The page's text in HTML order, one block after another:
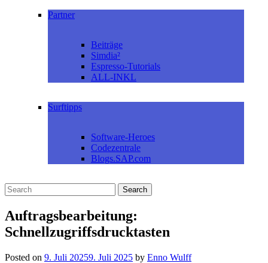
Partner
Beiträge
Simdia²
Espresso-Tutorials
ALL-INKL
Surftipps
Software-Heroes
Codezentrale
Blogs.SAP.com
Auftragsbearbeitung:
Schnellzugriffsdrucktasten
Posted on 9. Juli 20259. Juli 2025 by Enno Wulff